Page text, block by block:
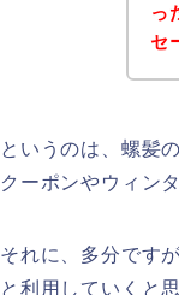
っ
セ
というのは、螺髪
クーポンやウィン
それに、多分です
と利用していくと